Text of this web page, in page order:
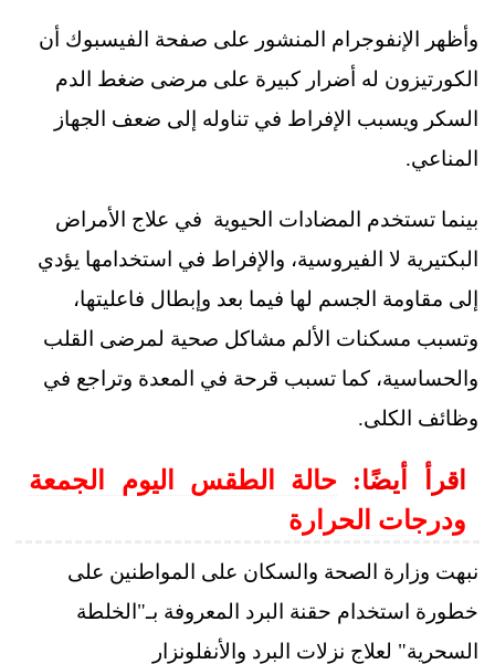
وأظهر الإنفوجرام المنشور على صفحة الفيسبوك أن
الكورتيزون له أضرار كبيرة على مرضى ضغط الدم
السكر ويسبب الإفراط في تناوله إلى ضعف الجهاز
المناعي.
بينما تستخدم المضادات الحيوية في علاج الأمراض
البكتيرية لا الفيروسية، والإفراط في استخدامها يؤدي
إلى مقاومة الجسم لها فيما بعد وإبطال فاعليتها،
وتسبب مسكنات الألم مشاكل صحية لمرضى القلب
والحساسية، كما تسبب قرحة في المعدة وتراجع في
وظائف الكلى.
اقرأ أيضًا:
حالة الطقس اليوم الجمعة
ودرجات الحرارة
نبهت وزارة الصحة والسكان على المواطنين على
خطورة استخدام حقنة البرد المعروفة بـ"الخلطة
السحرية" لعلاج نزلات البرد والأنفلونزار